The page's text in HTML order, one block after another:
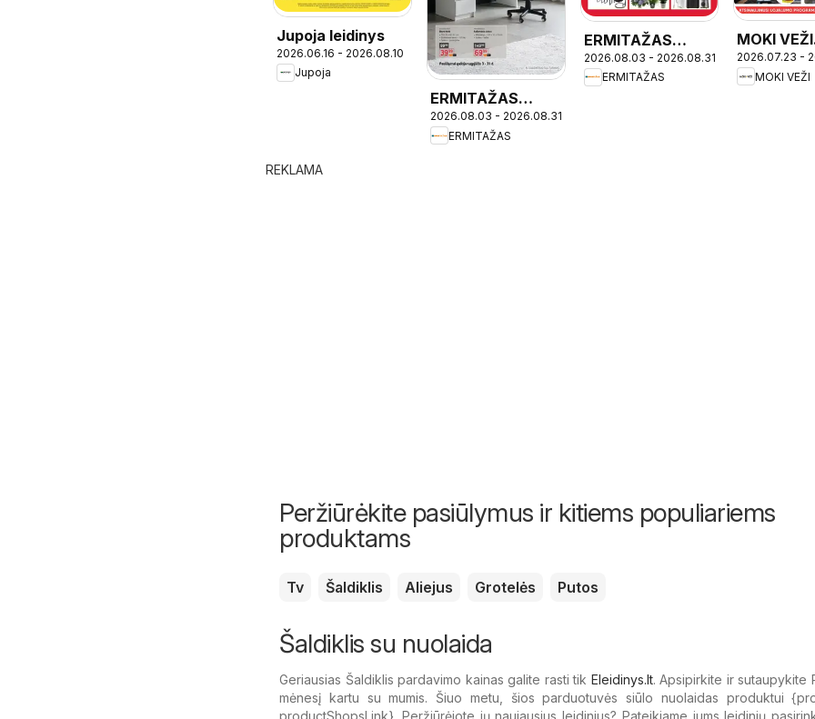
Jupoja leidinys
2026.06.16 - 2026.08.10
Jupoja
ERMITAŽAS
leidinys -
Mokyklinis
2026.08.03 - 2026.08.31
ERMITAŽAS
ERMITAŽAS
leidinys
2026.08.03 - 2026.08.31
ERMITAŽAS
MOKI VEŽI
leidinys
2026.07.23 -
MOKI VEŽI
REKLAMA
Peržiūrėkite pasiūlymus ir kitiems populiariems
produktams
Tv Šaldiklis Aliejus Grotelės Putos
Šaldiklis su nuolaida
Geriausias Šaldiklis pardavimo kainas galite rasti tik Eleidinys.lt. Apsipirkite ir sutaupykite
mėnesį kartu su mumis. Šiuo metu, šios parduotuvės siūlo nuolaidas produktui